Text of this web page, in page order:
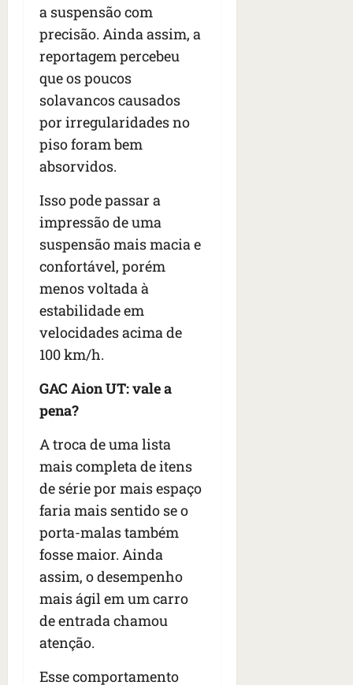
a suspensão com
precisão. Ainda assim, a
reportagem percebeu
que os poucos
solavancos causados
por irregularidades no
piso foram bem
absorvidos.
Isso pode passar a
impressão de uma
suspensão mais macia e
confortável, porém
menos voltada à
estabilidade em
velocidades acima de
100 km/h.
GAC Aion UT: vale a
pena?
A troca de uma lista
mais completa de itens
de série por mais espaço
faria mais sentido se o
porta-malas também
fosse maior. Ainda
assim, o desempenho
mais ágil em um carro
de entrada chamou
atenção.
Esse comportamento